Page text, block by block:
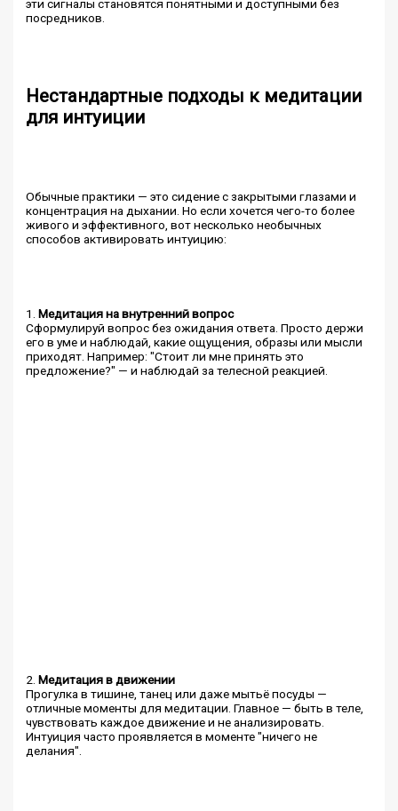
эти сигналы становятся понятными и доступными без
посредников.
Нестандартные подходы к медитации
для интуиции
Обычные практики — это сидение с закрытыми глазами и
концентрация на дыхании. Но если хочется чего-то более
живого и эффективного, вот несколько необычных
способов активировать интуицию:
1.Медитация на внутренний вопрос
Сформулируй вопрос без ожидания ответа. Просто держи
его в уме и наблюдай, какие ощущения, образы или мысли
приходят. Например: "Стоит ли мне принять это
предложение?" — и наблюдай за телесной реакцией.
2.Медитация в движении
Прогулка в тишине, танец или даже мытьё посуды —
отличные моменты для медитации. Главное — быть в теле,
чувствовать каждое движение и не анализировать.
Интуиция часто проявляется в моменте "ничего не
делания".